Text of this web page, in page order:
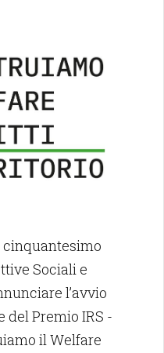
cinquantesimo
Sociali e
l’avvio
Premio IRS -
il Welfare